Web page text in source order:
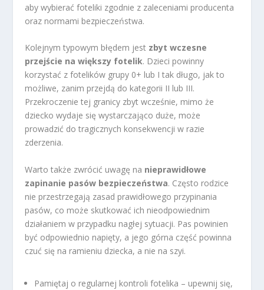
aby wybierać foteliki zgodnie z zaleceniami producenta
oraz normami bezpieczeństwa.
Kolejnym typowym błędem jest zbyt wczesne
przejście na większy fotelik. Dzieci powinny
korzystać z fotelików grupy 0+ lub I tak długo, jak to
możliwe, zanim przejdą do kategorii II lub III.
Przekroczenie tej granicy zbyt wcześnie, mimo że
dziecko wydaje się wystarczająco duże, może
prowadzić do tragicznych konsekwencji w razie
zderzenia.
Warto także zwrócić uwagę na nieprawidłowe
zapinanie pasów bezpieczeństwa. Często rodzice
nie przestrzegają zasad prawidłowego przypinania
pasów, co może skutkować ich nieodpowiednim
działaniem w przypadku nagłej sytuacji. Pas powinien
być odpowiednio napięty, a jego górna część powinna
czuć się na ramieniu dziecka, a nie na szyi.
Pamiętaj o regularnej kontroli fotelika – upewnij się,